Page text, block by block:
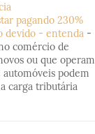
pagando 230%
devido - entenda -
comércio de
ou que operam
automóveis podem
carga tributária